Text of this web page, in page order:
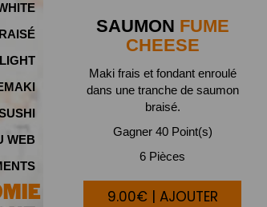
WEB
SAUMON FUME
CHEESE
Maki frais et fondant enroulé
dans une tranche de saumon
braisé.
Gagner 40 Point(s)
6 Pièces
9.00€ | AJOUTER